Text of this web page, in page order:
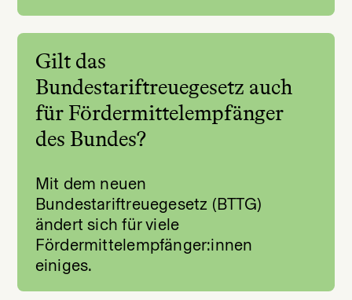
Gilt das
Bundestariftreuegesetz auch
für Fördermittelempfänger
des Bundes?
Mit dem neuen
Bundestariftreuegesetz (BTTG)
ändert sich für viele
Fördermittelempfänger:innen
einiges.